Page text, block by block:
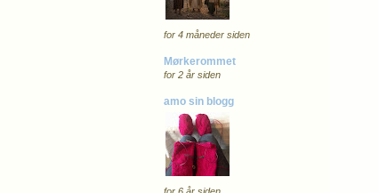
for 4 måneder siden
Mørkerommet
for 2 år siden
amo sin blogg